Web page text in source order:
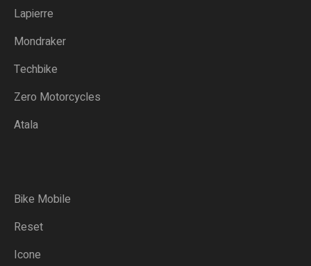
Lapierre
Mondraker
Techbike
Zero Motorcycles
Atala
Bike Mobile
Reset
Icone